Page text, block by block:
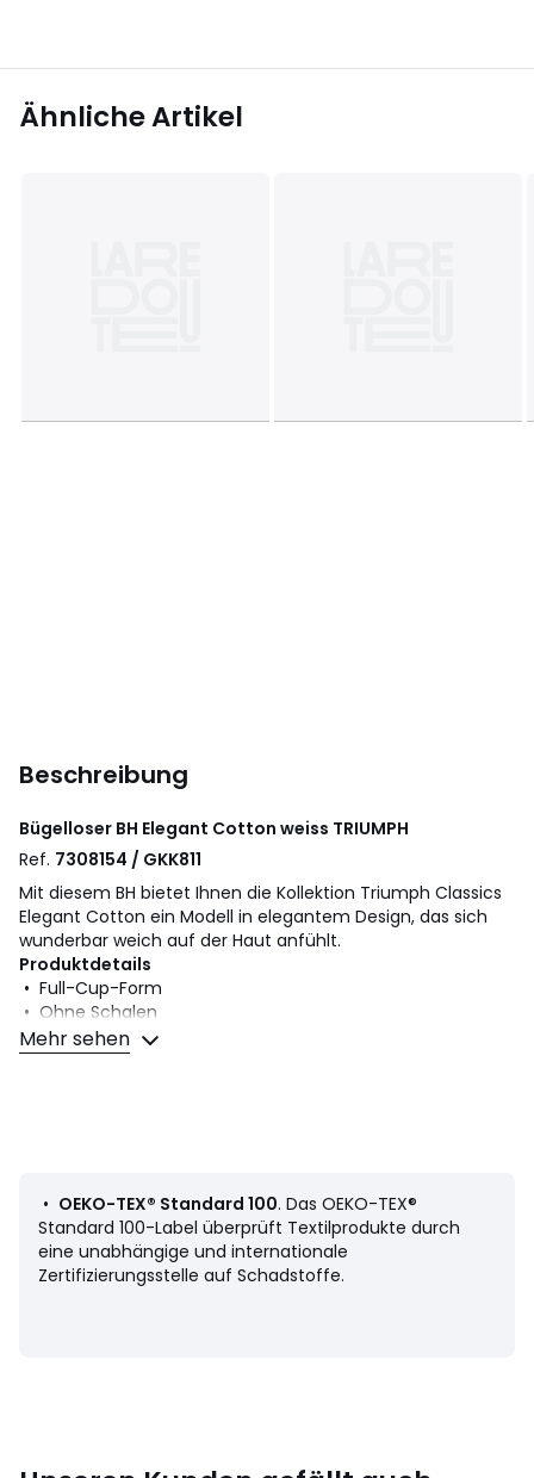
Ähnliche Artikel
Beschreibung
Bügelloser BH Elegant Cotton weiss TRIUMPH
Ref. 7308154 / GKK811
Mit diesem BH bietet Ihnen die Kollektion Triumph Classics
Elegant Cotton ein Modell in elegantem Design, das sich
wunderbar weich auf der Haut anfühlt.
Produktdetails
• Full-Cup-Form
• Ohne Schalen
• Ohne Formbügel
• Angenehm breiter Zwischensteg
• Bitte beachten Sie die Pflegehinweise auf dem Etikett
Mehr sehen
• OEKO-TEX® Standard 100. Das OEKO-TEX®
Standard 100-Label überprüft Textilprodukte durch
eine unabhängige und internationale
Zertifizierungsstelle auf Schadstoffe.